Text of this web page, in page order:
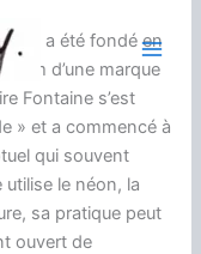
qui a été fondé en
nom d’une marque
Fontaine s’est
» et a commencé à
qui souvent
utilise le néon, la
sa pratique peut
ouvert de